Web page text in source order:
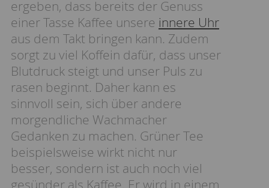
ergeben, dass bereits der Genuss
einer Tasse Kaffee unsere innere Uhr
aus dem Takt bringen kann. Zudem
sorgt zu viel Koffein dafür, dass unser
Blutdruck steigt und unser Puls zu
rasen beginnt. Daher kann es
sinnvoll sein, sich über andere
morgendliche Wachmacher
Gedanken zu machen. Grüner Tee
beispielsweise wirkt nicht nur
besser, sondern ist auch noch viel
gesünder als Kaffee. Er wird in einem